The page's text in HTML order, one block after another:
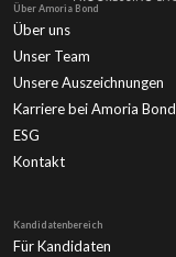
Über Amoria Bond
Über uns
Unser Team
Unsere Auszeichnungen
Karriere bei Amoria Bond
ESG
Kontakt
Kandidatenbereich
Für Kandidaten